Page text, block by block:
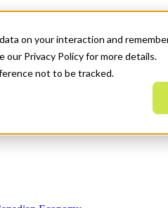
on your interaction and
our Privacy Policy for more details.
not to be tracked.